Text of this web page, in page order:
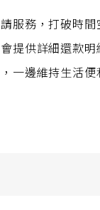
服務，打破時
提供詳細還款
一邊維持生活